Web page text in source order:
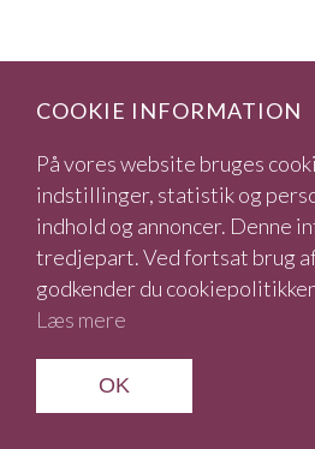
COOKIE INFORMATION
På vores website bruges
indstillinger, statistik og
indhold og annoncer. Denne
tredjepart. Ved fortsat brug
godkender du
Læs mere